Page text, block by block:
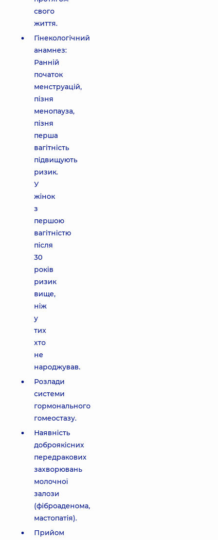
свого
життя.
Гінекологічний
анамнез:
Ранній
початок
менструацій,
пізня
менопауза,
пізня
перша
вагітність
підвищують
ризик.
У
жінок
з
першою
вагітністю
після
30
років
ризик
вище,
ніж
у
тих
хто
не
народжував.
Розлади
системи
гормонального
гомеостазу.
Наявність
доброякісних
передракових
захворювань
молочної
залози
(фіброаденома,
мастопатія).
Прийом